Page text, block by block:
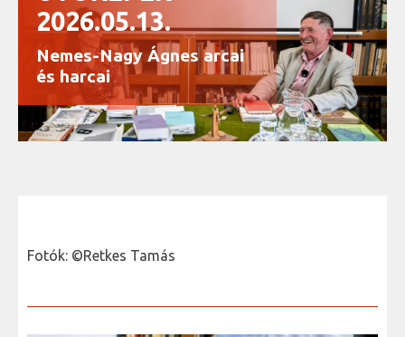
2026.05.13.
Nemes-Nagy Ágnes arcai
és harcai
Fotók: ©Retkes Tamás